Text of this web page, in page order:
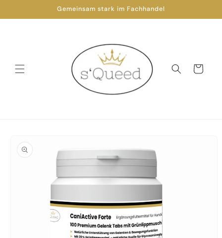
Inhalt
Gemeinsam stark im Fachhandel
Warenkorb